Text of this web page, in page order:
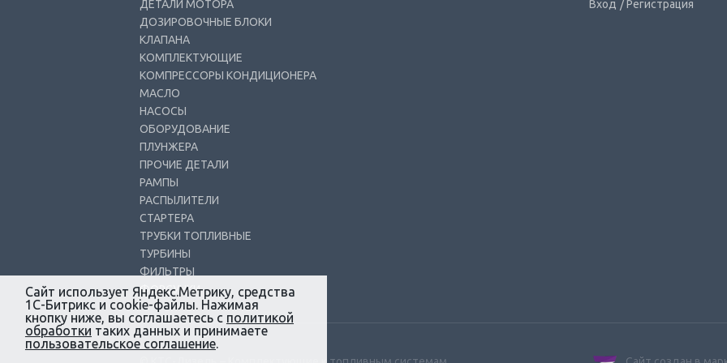
ДЕТАЛИ МОТОРА
ДОЗИРОВОЧНЫЕ БЛОКИ
КЛАПАНА
КОМПЛЕКТУЮЩИЕ
КОМПРЕССОРЫ КОНДИЦИОНЕРА
МАСЛО
НАСОСЫ
ОБОРУДОВАНИЕ
ПЛУНЖЕРА
ПРОЧИЕ ДЕТАЛИ
РАМПЫ
РАСПЫЛИТЕЛИ
СТАРТЕРА
ТРУБКИ ТОПЛИВНЫЕ
ТУРБИНЫ
ФИЛЬТРЫ
ФОРСУНКИ
Вход / Регистрация
Сайт использует Яндекс.Метрику, средства
1С-Битрикс и cookie-файлы. Нажимая
кнопку ниже, вы соглашаетесь с политикой
обработки таких данных и принимаете
пользовательское соглашение.